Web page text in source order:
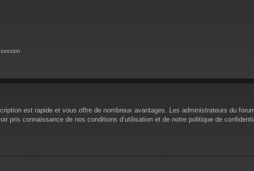
est rapide et vous offre de nombreux avantages. Les administrateurs du
pris connaissance de nos conditions d’utilisation et de notre politique de